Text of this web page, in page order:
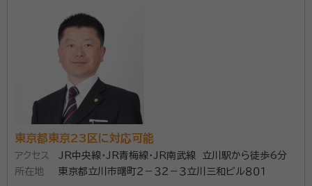
価。 担保不動産評価。 事業会社所有不動産の評価。 J-REIT・
私募ファンド関係の不動産評価（オフィス、店舗、レジ、商業施設、ホテル、
物流、老人ホーム、保育園、アリーナ等）。
きる真のプロ集団』 「豊富なスキルと実績に裏付けら
れた、多角的な視点に基づくコンサル・最適のサービス
の提供！」 当グループの代表は、司法書士のみなら
ず、行政書士、不動産鑑定士、宅建士、不動産証券化協
会認定マスター、民事信託士等々の資格を保有しており
ます。 また、これまで司法書士として延べ4,000件以
上の相続案件を担当し、不動産鑑定士として全てのアセ
ットの鑑定評価を経験しております。 不動産の適
正価格がわかる事務所だからこそ、多角的な視点に基づ
東京都司法書士会、東京都不動産鑑定士協会、東京都行
政書士会ほか
東京都東京23区に対応可能
アクセス
JR中央線・JR青梅線・JR南武線 立川駅から徒歩6分
所在地
東京都立川市曙町２－３２－３立川三和ビル８０１